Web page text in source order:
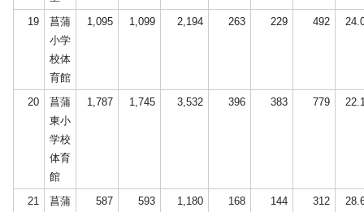
19
菖蒲
小学
校体
育館
1,095 1,099 2,194 263 229 492
20
菖蒲
東小
学校
体育
館
1,787 1,745 3,532 396 383 779
21
菖蒲
587 593 1,180 168 144 312